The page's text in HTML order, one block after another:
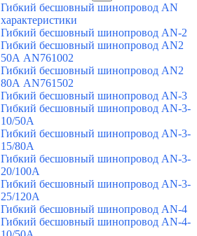
Гибкий бесшовный шинопровод AN
характеристики
Гибкий бесшовный шинопровод AN-2
Гибкий бесшовный шинопровод AN2
50А AN761002
Гибкий бесшовный шинопровод AN2
80А AN761502
Гибкий бесшовный шинопровод AN-3
Гибкий бесшовный шинопровод AN-3-
10/50A
Гибкий бесшовный шинопровод AN-3-
15/80A
Гибкий бесшовный шинопровод AN-3-
20/100A
Гибкий бесшовный шинопровод AN-3-
25/120A
Гибкий бесшовный шинопровод AN-4
Гибкий бесшовный шинопровод AN-4-